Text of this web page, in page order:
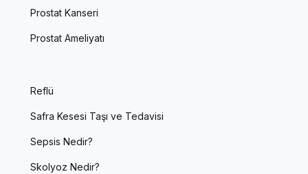
Prostat Kanseri
Prostat Ameliyatı
Reflü
Safra Kesesi Taşı ve Tedavisi
Sepsis Nedir?
Skolyoz Nedir?